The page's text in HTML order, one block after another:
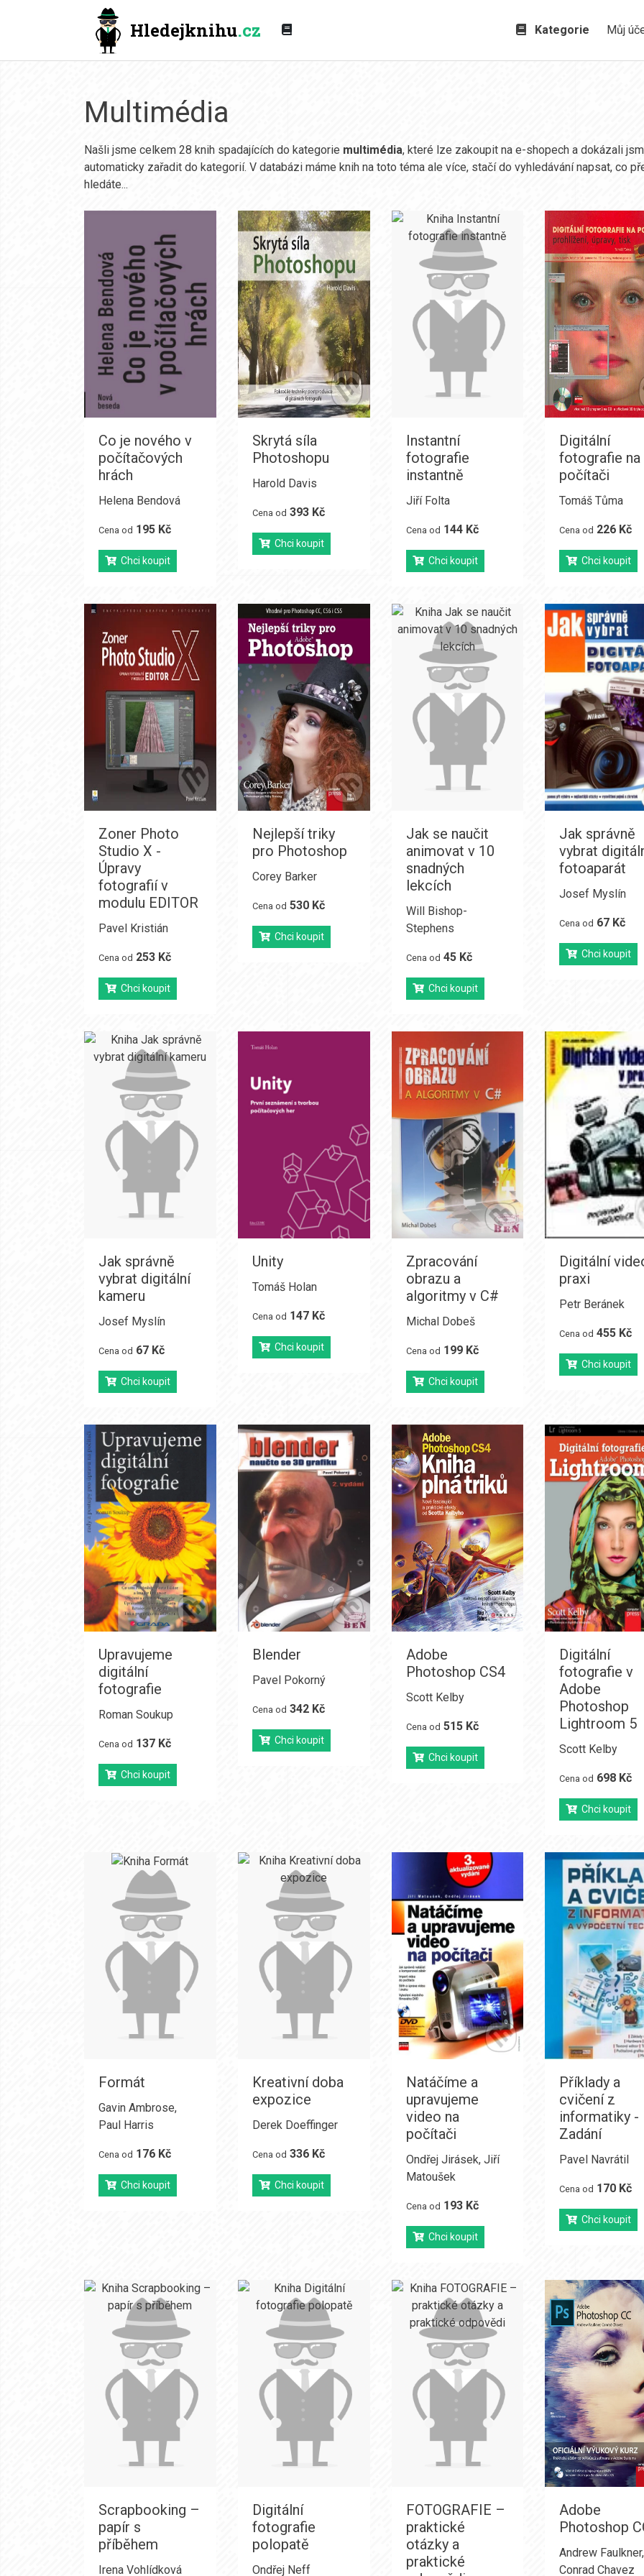
Hledejknihu.cz Kategorie Můj
Multimédia
Našli jsme celkem 28 knih spadajících do kategorie multimédia, které lze zakoupit na e-shopech a dokázali
automaticky zařadit do kategorií. V databázi máme knih na toto téma ale více, stačí do vyhledávání napsat, co
hledáte...
Co je nového v
počítačových
hrách
Helena Bendová
Cena od 195 Kč
Chci koupit
Skrytá síla
Photoshopu
Harold Davis
Cena od 393 Kč
Chci koupit
Instantní
fotografie
instantně
Jiří Folta
Cena od 144 Kč
Chci koupit
Digitální
fotografie na
počítači
Tomáš Tůma
Cena od 226 Kč
Chci koupit
Zoner Photo
Studio X -
Úpravy
fotografií v
modulu EDITOR
Pavel Kristián
Cena od 253 Kč
Chci koupit
Nejlepší triky
pro Photoshop
Corey Barker
Cena od 530 Kč
Chci koupit
Jak se naučit
animovat v 10
snadných
lekcích
Will Bishop-
Stephens
Cena od 45 Kč
Chci koupit
Jak správně
vybrat
fotoaparát
Josef Myslín
Cena od 67 Kč
Chci koupit
Jak správně
vybrat digitální
kameru
Josef Myslín
Cena od 67 Kč
Chci koupit
Unity
Tomáš Holan
Cena od 147 Kč
Chci koupit
Zpracování
obrazu a
algoritmy v C#
Michal Dobeš
Cena od 199 Kč
Chci koupit
Digitální
praxi
Petr Beránek
Cena od 455 Kč
Chci koupit
Upravujeme
digitální
fotografie
Roman Soukup
Cena od 137 Kč
Chci koupit
Blender
Pavel Pokorný
Cena od 342 Kč
Chci koupit
Adobe
Photoshop CS4
Scott Kelby
Cena od 515 Kč
Chci koupit
Digitální
fotografie v
Adobe
Photoshop
Lightroom 5
Scott Kelby
Cena od 698 Kč
Chci koupit
Formát
Gavin Ambrose,
Paul Harris
Cena od 176 Kč
Chci koupit
Kreativní doba
expozice
Derek Doeffinger
Cena od 336 Kč
Chci koupit
Natáčíme a
upravujeme
video na
počítači
Ondřej Jirásek, Jiří
Matoušek
Cena od 193 Kč
Chci koupit
Příklady a
cvičení z
informatiky -
Zadání
Pavel Navrátil
Cena od 170 Kč
Chci koupit
Scrapbooking –
papír s
příběhem
Irena Vohlídková
Digitální
fotografie
polopatě
Ondřej Neff
FOTOGRAFIE –
praktické
otázky a
praktické
Adobe
Photoshop
Andrew Faulkner,
Conrad Chavez